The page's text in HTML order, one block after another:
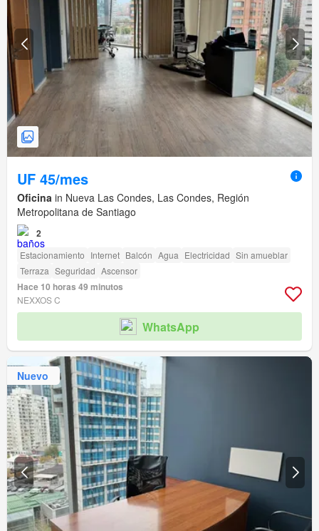
UF 45/mes
Oficina in Nueva Las Condes, Las Condes, Región
Metropolitana de Santiago
2
Estacionamiento Internet Balcón Agua Electricidad Sin amueblar
Terraza Seguridad Ascensor
Hace 10 horas 49 minutos
NEXXOS C
WhatsApp
Nuevo